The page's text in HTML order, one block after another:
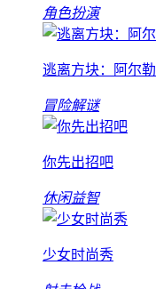
角色扮演
逃离方块：阿尔勒
冒险解谜
你先出招吧
休闲益智
少女时尚秀